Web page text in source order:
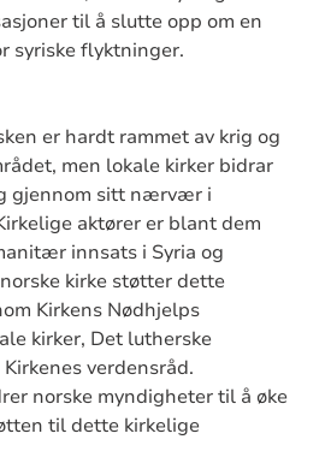
til å slutte opp om en
syriske flyktninger.
er hardt rammet av krig og
men lokale kirker bidrar
gjennom sitt nærvær i
aktører er blant dem
innsats i Syria og
kirke støtter dette
Kirkens Nødhjelps
kirker, Det lutherske
verdensråd.
norske myndigheter til å øke
til dette kirkelige